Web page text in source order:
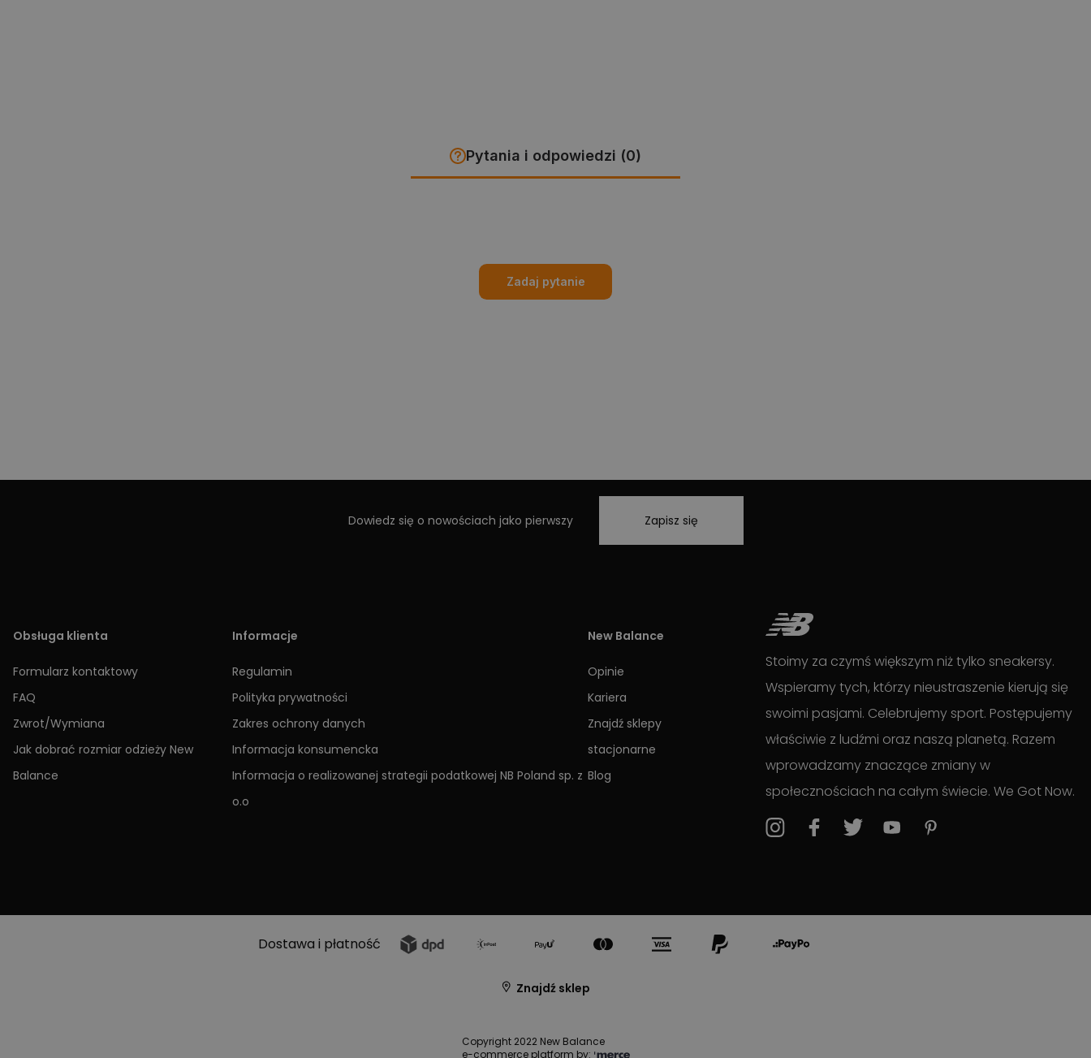
Pytania i odpowiedzi (0)
Zadaj pytanie
Dowiedz się o nowościach jako pierwszy Zapisz się
Obsługa klienta
Formularz kontaktowy
FAQ
Zwrot/Wymiana
Jak dobrać rozmiar odzieży New
Balance
Informacje
Regulamin
Polityka prywatności
Zakres ochrony danych
Informacja konsumencka
Informacja o realizowanej strategii podatkowej NB Poland sp. z
o.o
New Balance
Opinie
Kariera
Znajdź sklepy
stacjonarne
Blog
Stoimy za czymś większym niż tylko sneakersy.
Wspieramy tych, którzy nieustraszenie kierują się
swoimi pasjami. Celebrujemy sport. Postępujemy
właściwie z ludźmi oraz naszą planetą. Razem
wprowadzamy znaczące zmiany w
społecznościach na całym świecie. We Got Now.
Dostawa i płatność
Znajdź sklep
Copyright 2022 New Balance
e-commerce platform by: